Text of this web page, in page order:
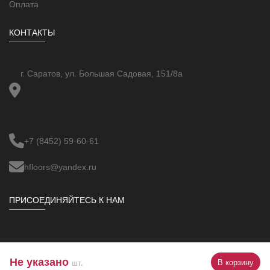
Не указано шт. В корзину
Оплата
КОНТАКТЫ
г. Саратов, ул. Большая Садовая, 151/8а
+7 (8452) 59-60-61
hfloors@yandex.ru
ПРИСОЕДИНЯЙТЕСЬ К НАМ
Copyright © All Rights Reserved.